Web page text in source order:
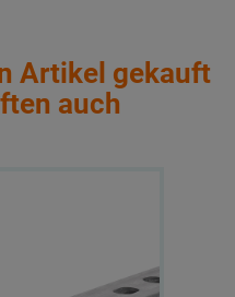
Artikel gekauft
auch